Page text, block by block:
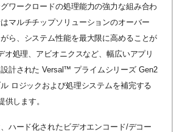
ワークロードの処理能力の強力な組み合わ
マルチチップソリューションのオーバー
ら、システム性能を最大限に高めることが
オ処理、アビオニクスなど、幅広いアプリ
計された Versal™ プライムシリーズ Gen2
ロジックおよび処理システムを補完する
します。
ハード化されたビデオエンコード/デコー